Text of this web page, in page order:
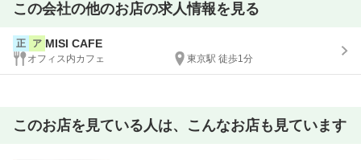
この会社の他のお店の求人情報を見る
正 ア MISI CAFE
オフィス内カフェ 東京駅 徒歩1分
このお店を見ている人は、こんなお店も見ています